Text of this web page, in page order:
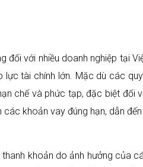
đối với nhiều doanh nghiệp tại
tài chính lớn. Mặc dù các
chế và phức tạp, đặc biệt đối
khoản vay đúng hạn, dẫn
khoản do ảnh hưởng của